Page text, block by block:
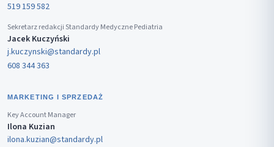
519 159 582
Sekretarz redakcji Standardy Medyczne Pediatria
Jacek Kuczyński
j.kuczynski@standardy.pl
608 344 363
MARKETING I SPRZEDAŻ
Key Account Manager
Ilona Kuzian
ilona.kuzian@standardy.pl